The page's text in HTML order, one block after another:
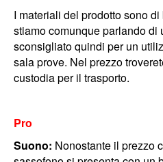
I materiali del prodotto sono
stiamo comunque parlando di
sconsigliato quindi per un
sala prove. Nel prezzo
custodia per il trasporto.
Pro
Suono: Nonostante il prezzo